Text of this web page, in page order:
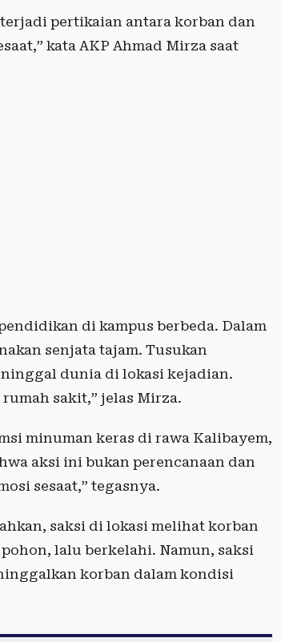
pertikaian antara korban dan
kata AKP Ahmad Mirza saat
di kampus berbeda. Dalam
senjata tajam. Tusukan
dunia di lokasi kejadian.
sakit,” jelas Mirza.
minuman keras di rawa Kalibayem,
aksi ini bukan perencanaan dan
sesaat,” tegasnya.
saksi di lokasi melihat korban
lalu berkelahi. Namun, saksi
korban dalam kondisi